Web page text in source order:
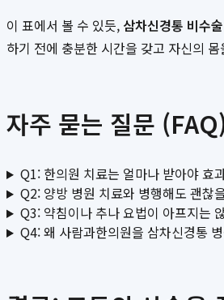
이 표에서 볼 수 있듯, 삼차신경통 비수
하기 전에 충분한 시간을 갖고 자신의
자주 묻는 질문
Q1: 한의원 치료는 얼마나 받아야 효
Q2: 양방 병원 치료와 병행해도 괜찮
Q3: 약침이나 추나 요법이 아프지는
Q4: 왜 사람과한의원을 삼차신경통